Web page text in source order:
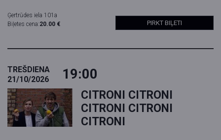
Ģertrūdes iela 101a
Biļetes cena:20.00 € PIRKT BIĻETI
TREŠDIENA
21/10/2026
19:00
CITRONI CITRONI
CITRONI CITRONI
CITRONI